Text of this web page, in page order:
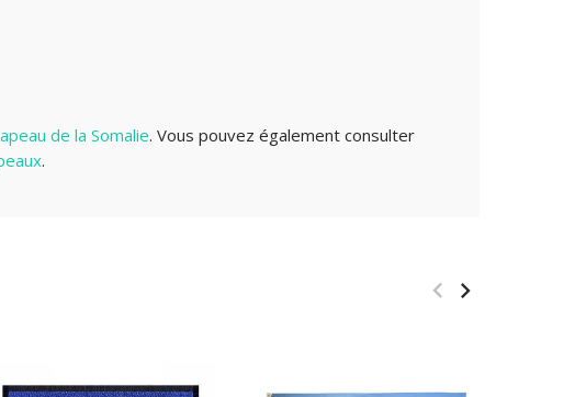
de la Somalie. Vous pouvez également consulter
.